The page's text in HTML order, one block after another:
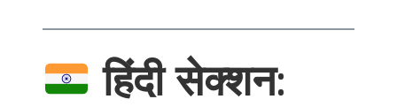
हिंदी सेक्शन: